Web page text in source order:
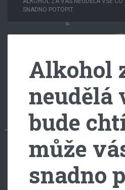
SNADNO POTOPIT.
Alkohol
neudělá
bude
může
snadno